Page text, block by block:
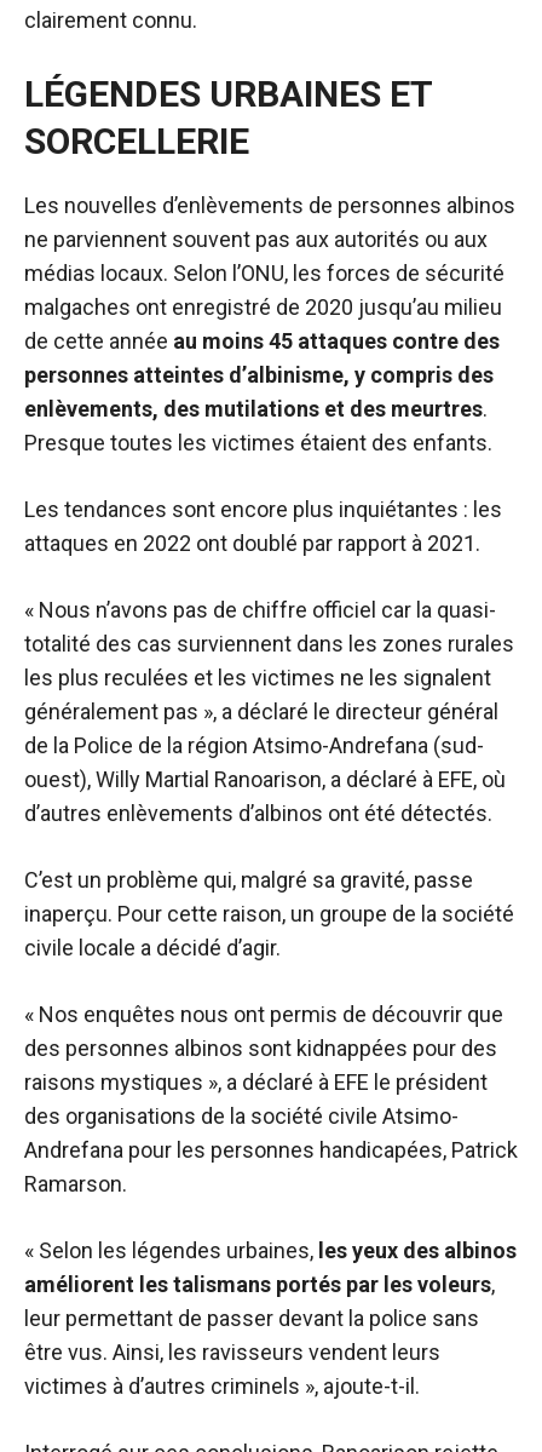
clairement connu.
LÉGENDES URBAINES ET
SORCELLERIE
Les nouvelles d’enlèvements de personnes albinos
ne parviennent souvent pas aux autorités ou aux
médias locaux. Selon l’ONU, les forces de sécurité
malgaches ont enregistré de 2020 jusqu’au milieu
de cette année au moins 45 attaques contre des
personnes atteintes d’albinisme, y compris des
enlèvements, des mutilations et des meurtres.
Presque toutes les victimes étaient des enfants.
Les tendances sont encore plus inquiétantes : les
attaques en 2022 ont doublé par rapport à 2021.
« Nous n’avons pas de chiffre officiel car la quasi-
totalité des cas surviennent dans les zones rurales
les plus reculées et les victimes ne les signalent
généralement pas », a déclaré le directeur général
de la Police de la région Atsimo-Andrefana (sud-
ouest), Willy Martial Ranoarison, a déclaré à EFE, où
d’autres enlèvements d’albinos ont été détectés.
C’est un problème qui, malgré sa gravité, passe
inaperçu. Pour cette raison, un groupe de la société
civile locale a décidé d’agir.
« Nos enquêtes nous ont permis de découvrir que
des personnes albinos sont kidnappées pour des
raisons mystiques », a déclaré à EFE le président
des organisations de la société civile Atsimo-
Andrefana pour les personnes handicapées, Patrick
Ramarson.
« Selon les légendes urbaines, les yeux des albinos
améliorent les talismans portés par les voleurs,
leur permettant de passer devant la police sans
être vus. Ainsi, les ravisseurs vendent leurs
victimes à d’autres criminels », ajoute-t-il.